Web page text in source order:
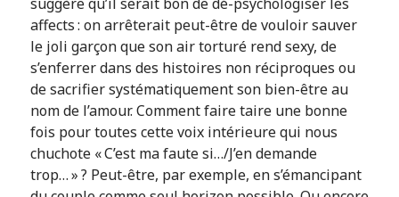
affects : on arrêterait peut-être de vouloir sauver
le joli garçon que son air torturé rend sexy, de
s’enferrer dans des histoires non réciproques ou
de sacrifier systématiquement son bien-être au
nom de l’amour. Comment faire taire une bonne
fois pour toutes cette voix intérieure qui nous
chuchote « C’est ma faute si…/J’en demande
trop… » ? Peut-être, par exemple, en s’émancipant